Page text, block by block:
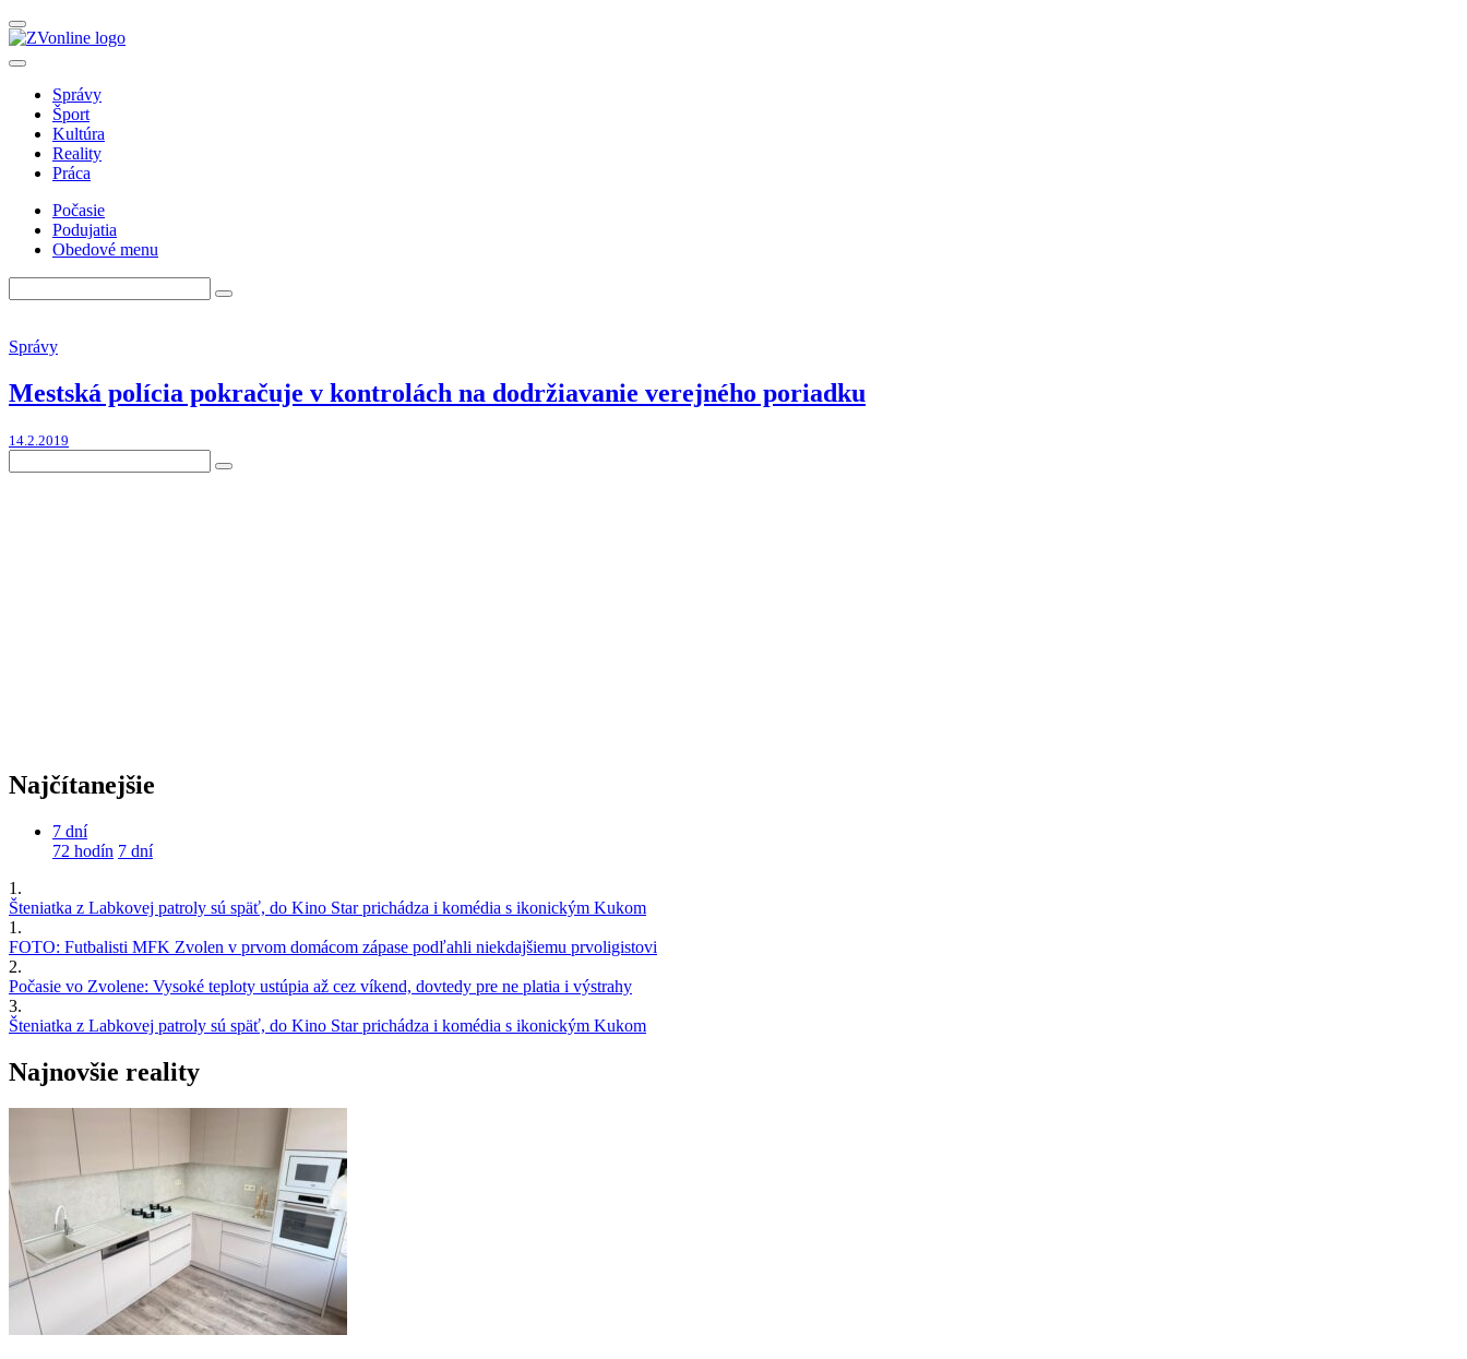
Správy
Šport
Kultúra
Reality
Práca
Počasie
Podujatia
Obedové menu
Správy
Mestská polícia pokračuje v kontrolách na dodržiavanie verejného poriadku
14.2.2019
Najčítanejšie
7 dní
72 hodín 7 dní
1.
Šteniatka z Labkovej patroly sú späť, do Kino Star prichádza i komédia s ikonickým Kukom
1.
FOTO: Futbalisti MFK Zvolen v prvom domácom zápase podľahli niekdajšiemu prvoligistovi
2.
Počasie vo Zvolene: Vysoké teploty ustúpia až cez víkend, dovtedy pre ne platia i výstrahy
3.
Šteniatka z Labkovej patroly sú späť, do Kino Star prichádza i komédia s ikonickým Kukom
Najnovšie reality